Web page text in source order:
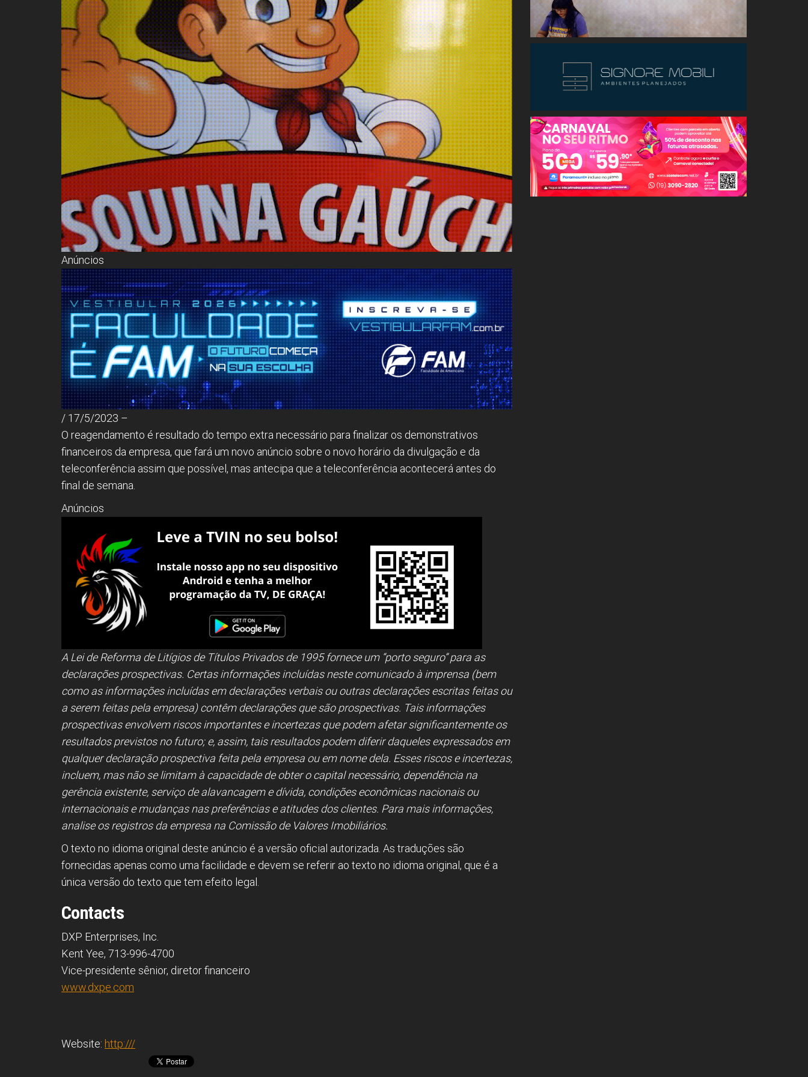
Congresso, Câmara
dos Deputados,
Assembleia
Legislativa,
Senado, São Paulo,
Rio de Janeiro,
Brasília, Nordeste,
Norte, Centro-
Oeste, Sul, Sudeste,
Gastronomia,
Vinhos, Bebidas,
Cervejas, Comida,
Receitas, Chef, RH,
Emprego,
Empreendedorismo,
Negócios,
Oportunidades,
Anúncios
/ 17/5/2023 –
O reagendamento é resultado do tempo extra necessário para finalizar os demonstrativos
financeiros da empresa, que fará um novo anúncio sobre o novo horário da divulgação e da
teleconferência assim que possível, mas antecipa que a teleconferência acontecerá antes do
final de semana.
Anúncios
A Lei de Reforma de Litígios de Títulos Privados de 1995 fornece um “porto seguro” para as
declarações prospectivas. Certas informações incluídas neste comunicado à imprensa (bem
como as informações incluídas em declarações verbais ou outras declarações escritas feitas ou
a serem feitas pela empresa) contêm declarações que são prospectivas. Tais informações
prospectivas envolvem riscos importantes e incertezas que podem afetar significantemente os
resultados previstos no futuro; e, assim, tais resultados podem diferir daqueles expressados em
qualquer declaração prospectiva feita pela empresa ou em nome dela. Esses riscos e incertezas,
incluem, mas não se limitam à capacidade de obter o capital necessário, dependência na
gerência existente, serviço de alavancagem e dívida, condições econômicas nacionais ou
internacionais e mudanças nas preferências e atitudes dos clientes. Para mais informações,
analise os registros da empresa na Comissão de Valores Imobiliários.
O texto no idioma original deste anúncio é a versão oficial autorizada. As traduções são
fornecidas apenas como uma facilidade e devem se referir ao texto no idioma original, que é a
única versão do texto que tem efeito legal.
Contacts
DXP Enterprises, Inc.
Kent Yee, 713-996-4700
Vice-presidente sênior, diretor financeiro
www.dxpe.com
Website: http:///